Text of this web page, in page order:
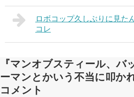
ロボコップ久しぶりに見た
コレ
『マンオブスティール、バ
ーマンとかいう不当に叩か
コメント